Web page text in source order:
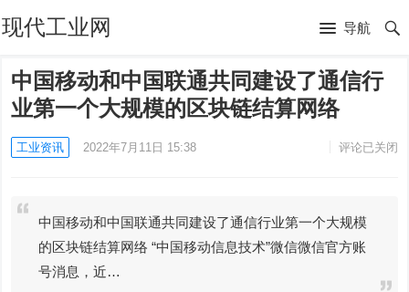
现代工业网 导航
中国移动和中国联通共同建设了通信行
业第一个大规模的区块链结算网络
工业资讯 2022年7月11日 15:38 评论已关闭
中国移动和中国联通共同建设了通信行业第一个大规模
的区块链结算网络 “中国移动信息技术”微信微信官方账
号消息，近…